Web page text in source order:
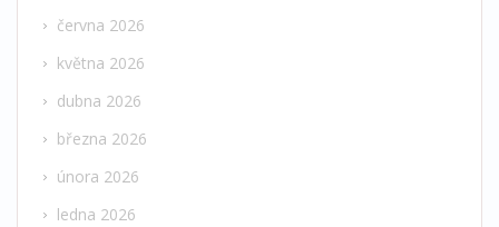
června 2026
května 2026
dubna 2026
března 2026
února 2026
ledna 2026